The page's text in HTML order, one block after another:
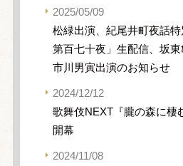
2025/05/09
松緑出演、紀尾井町夜話
第百七十夜」生配信、坂東
市川男寅出演のお知らせ
2024/12/12
歌舞伎NEXT『朧の森に棲
開幕
2024/11/08